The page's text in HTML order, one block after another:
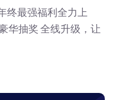
终最强福利全力上
华抽奖 全线升级，让